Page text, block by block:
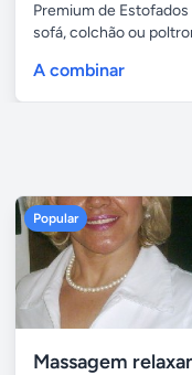
Premium de Estofados
sofá, colchão ou
A combinar
Popular